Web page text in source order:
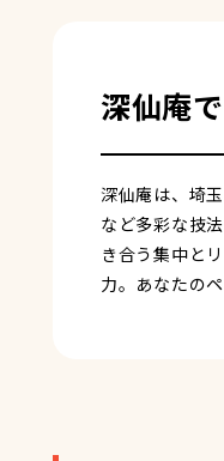
深仙庵
深仙庵は、埼
など多彩な技
き合う集中と
力。あなたの